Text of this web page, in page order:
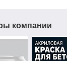
компании